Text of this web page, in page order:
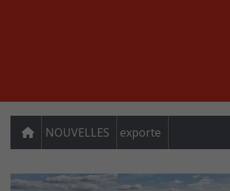
NOUVELLES exporte